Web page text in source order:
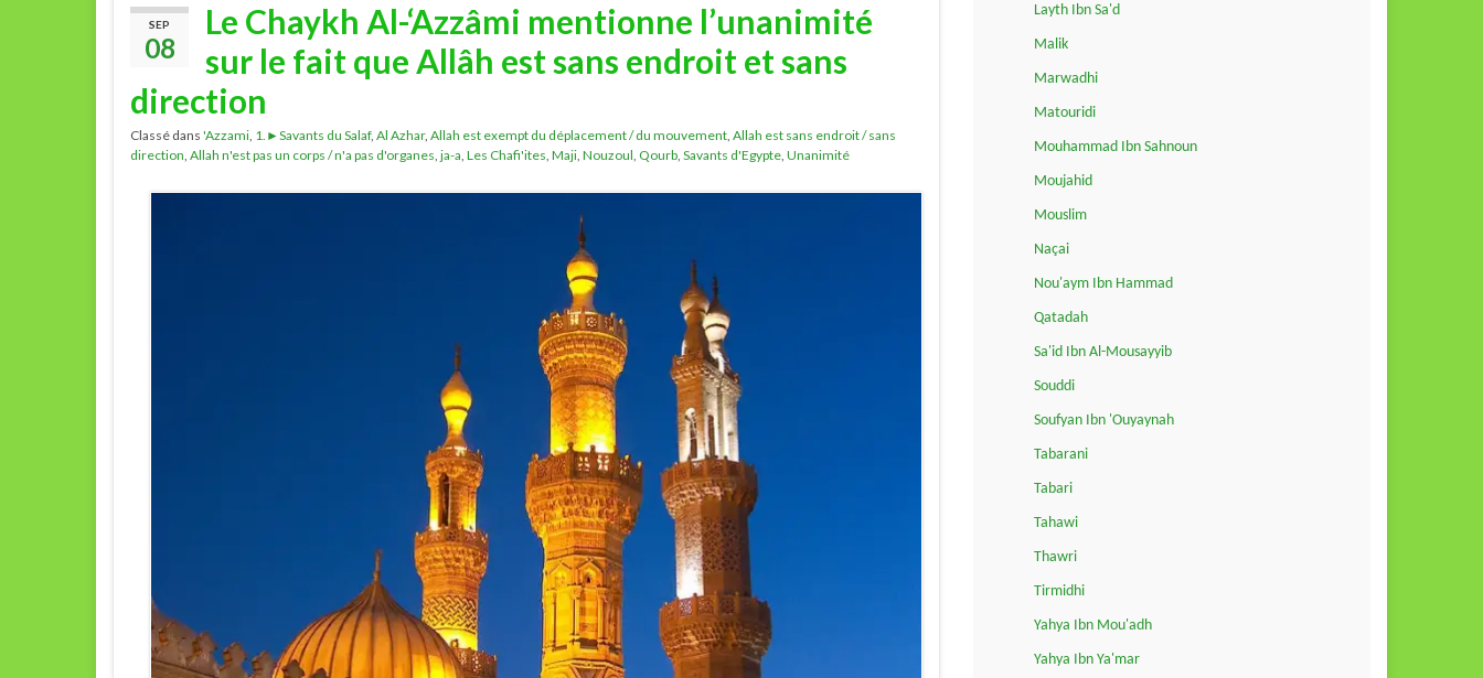
SEP
08
Le Chaykh Al-‘Azzâmi mentionne l’unanimité
sur le fait que Allâh est sans endroit et sans
direction
Classé dans 'Azzami, 1.►Savants du Salaf, Al Azhar, Allah est exempt du déplacement / du mouvement, Allah est sans endroit / sans
direction, Allah n'est pas un corps / n'a pas d'organes, ja-a, Les Chafi'ites, Maji, Nouzoul, Qourb, Savants d'Egypte, Unanimité
Layth Ibn Sa'd
Malik
Marwadhi
Matouridi
Mouhammad Ibn Sahnoun
Moujahid
Mouslim
Naçai
Nou'aym Ibn Hammad
Qatadah
Sa'id Ibn Al-Mousayyib
Souddi
Soufyan Ibn 'Ouyaynah
Tabarani
Tabari
Tahawi
Thawri
Tirmidhi
Yahya Ibn Mou'adh
Yahya Ibn Ya'mar